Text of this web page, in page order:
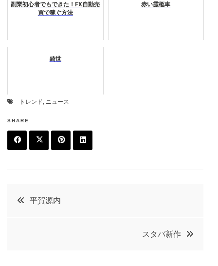
副業初心者でもできた！FX自動売
買で稼ぐ方法
赤い霊柩車
綺世
トレンド, ニュース
SHARE
t
e
投
平賀源内
スタバ新作